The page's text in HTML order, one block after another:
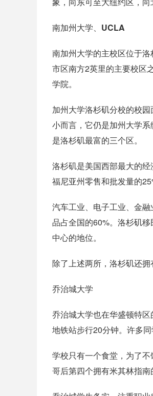
南加州大学、UCLA
南加州大学的主校区位于
市区南方2英里的主要校区
学院。
加州大学洛杉矶分校的校
小而言，它仍是加州大学
是洛杉矶最富的三个区。
洛杉矶是美国西部最大的
福尼亚州零售和批发量的
汽车工业、电子工业、金
品占全国的60%。洛杉矶
中心的地位。
除了上述两所，洛杉矶还
乔治城大学
乔治城大学也在华盛顿特
地铁站步行20分钟。许多
学校只有一个食堂，为了
哥后第四个拥有米其林指